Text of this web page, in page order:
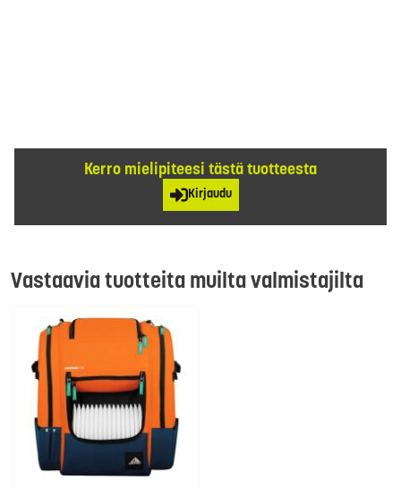
Kerro mielipiteesi tästä tuotteesta
Kirjaudu
Vastaavia tuotteita muilta valmistajilta